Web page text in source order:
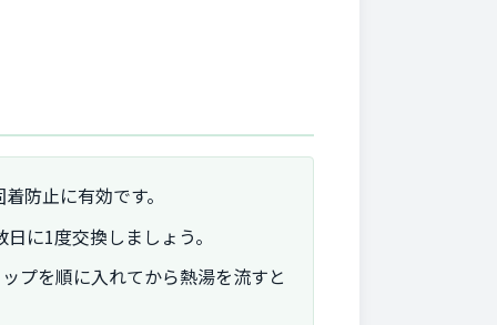
防止に有効です。
に1度交換しましょう。
プを順に入れてから熱湯を流すと